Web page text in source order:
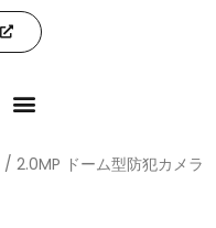
/ 2.0MP ドーム型防犯カメラ